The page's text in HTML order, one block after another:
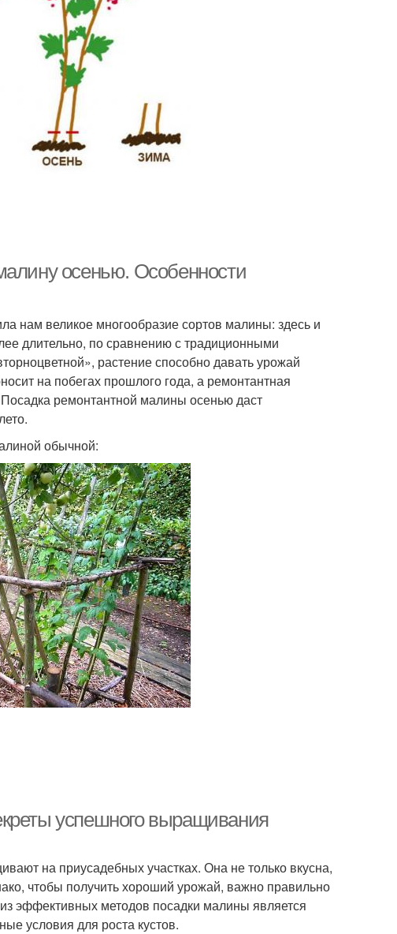
осенью. Особенности
нам великое многообразие сортов малины: здесь и
длительно, по сравнению с традиционными
растение способно давать урожай
на побегах прошлого года, а ремонтантная
ремонтантной малины осенью даст
обычной:
успешного выращивания
на приусадебных участках. Она не только вкусна,
чтобы получить хороший урожай, важно правильно
эффективных методов посадки малины является
условия для роста кустов.